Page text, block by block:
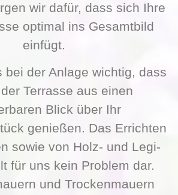
wir dafür, dass sich Ihre
optimal ins Gesamtbild
einfügt.
bei der Anlage wichtig, dass
Terrasse aus einen
Blick über Ihr
genießen. Das Errichten
sowie von Holz- und Legi-
für uns kein Problem dar.
und Trockenmauern